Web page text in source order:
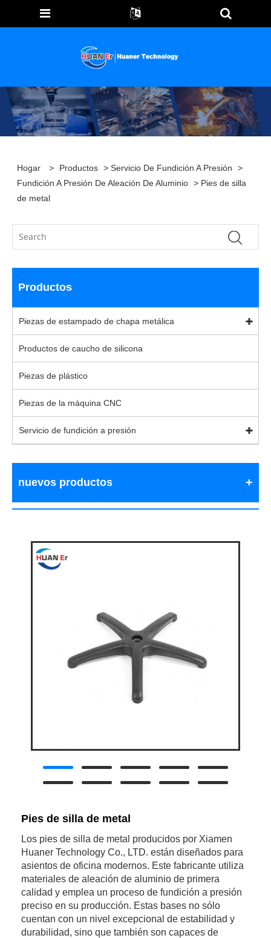
Hogar > Productos >Servicio De Fundición A Presión
>
Fundición A Presión De Aleación De Aluminio > Pies de silla
de metal
Productos
Piezas de estampado de chapa metálica
Productos de caucho de silicona
Piezas de plástico
Piezas de la máquina CNC
Servicio de fundición a presión
nuevos productos
Pies de silla de metal
Los pies de silla de metal producidos por Xiamen
Huaner Technology Co., LTD. están diseñados para
asientos de oficina modernos. Este fabricante utiliza
materiales de aleación de aluminio de primera
calidad y emplea un proceso de fundición a presión
preciso en su producción. Estas bases no sólo
cuentan con un nivel excepcional de estabilidad y
durabilidad, sino que también son capaces de